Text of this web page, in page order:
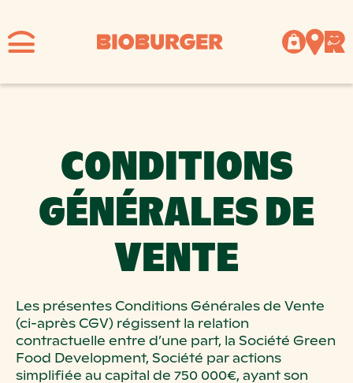
CONDITIONS
GÉNÉRALES DE
VENTE
Les présentes Conditions Générales de Vente
(ci-après CGV) régissent la relation
contractuelle entre d’une part, la Société Green
Food Development, Société par actions
simplifiée au capital de 750 000€, ayant son